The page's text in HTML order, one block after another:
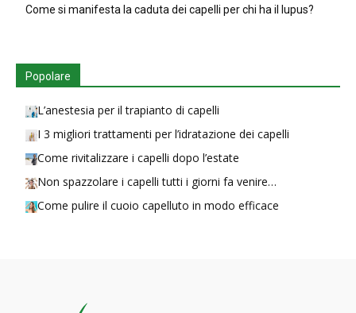
Come si manifesta la caduta dei capelli per chi ha il lupus?
Popolare
L’anestesia per il trapianto di capelli
I 3 migliori trattamenti per l’idratazione dei capelli
Come rivitalizzare i capelli dopo l’estate
Non spazzolare i capelli tutti i giorni fa venire…
Come pulire il cuoio capelluto in modo efficace